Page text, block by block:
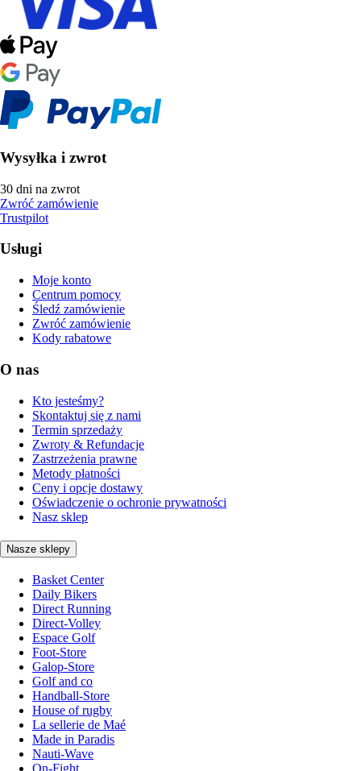
Wysyłka i zwrot
30 dni na zwrot
Zwróć zamówienie
Trustpilot
Usługi
Moje konto
Centrum pomocy
Śledź zamówienie
Zwróć zamówienie
Kody rabatowe
O nas
Kto jesteśmy?
Skontaktuj się z nami
Termin sprzedaży
Zwroty & Refundacje
Zastrzeżenia prawne
Metody płatności
Ceny i opcje dostawy
Oświadczenie o ochronie prywatności
Nasz sklep
Nasze sklepy
Basket Center
Daily Bikers
Direct Running
Direct-Volley
Espace Golf
Foot-Store
Galop-Store
Golf and co
Handball-Store
House of rugby
La sellerie de Maé
Made in Paradis
Nauti-Wave
On-Fight